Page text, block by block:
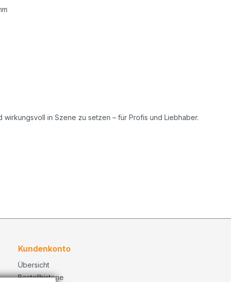
in Szene zu setzen – für Profis und Liebhaber.
Kundenkonto
Übersicht
Bestellhistorie